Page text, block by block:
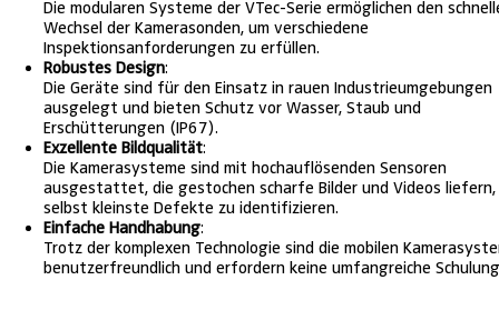
Die modularen Systeme der VTec-Serie ermöglichen den
Wechsel der Kamerasonden, um verschiedene
Inspektionsanforderungen zu erfüllen.
Robustes Design:
Die Geräte sind für den Einsatz in rauen Industrieumgebungen
ausgelegt und bieten Schutz vor Wasser, Staub und
Erschütterungen (IP67).
Exzellente Bildqualität:
Die Kamerasysteme sind mit hochauflösenden Sensoren
ausgestattet, die gestochen scharfe Bilder und Videos liefern,
selbst kleinste Defekte zu identifizieren.
Einfache Handhabung:
Trotz der komplexen Technologie sind die mobilen
benutzerfreundlich und erfordern keine umfangreiche